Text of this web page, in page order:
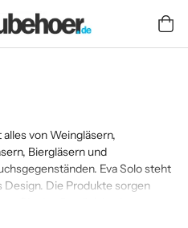
von Weingläsern,
Biergläsern und
Eva Solo steht
Die Produkte sorgen
den Wein aus einer stilvollen